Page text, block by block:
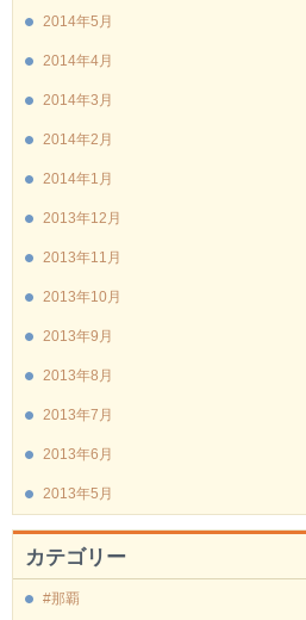
2014年5月
2014年4月
2014年3月
2014年2月
2014年1月
2013年12月
2013年11月
2013年10月
2013年9月
2013年8月
2013年7月
2013年6月
2013年5月
カテゴリー
#那覇